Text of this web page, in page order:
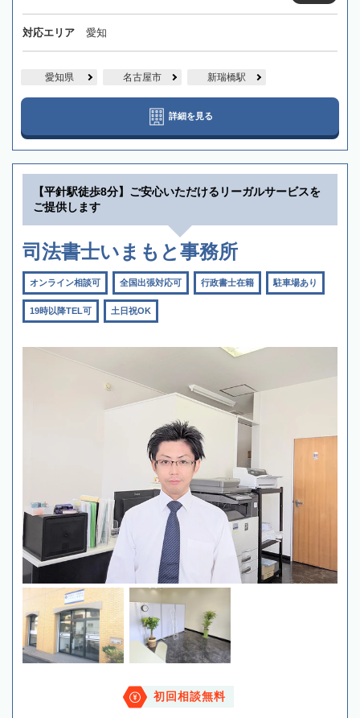
対応エリア 愛知
愛知県 名古屋市 新瑞橋駅
詳細を見る
【平針駅徒歩8分】ご安心いただけるリーガルサービスを
ご提供します
司法書士いまもと事務所
オンライン相談可 全国出張対応可 行政書士在籍 駐車場あり
19時以降TEL可 土日祝OK
初回相談無料